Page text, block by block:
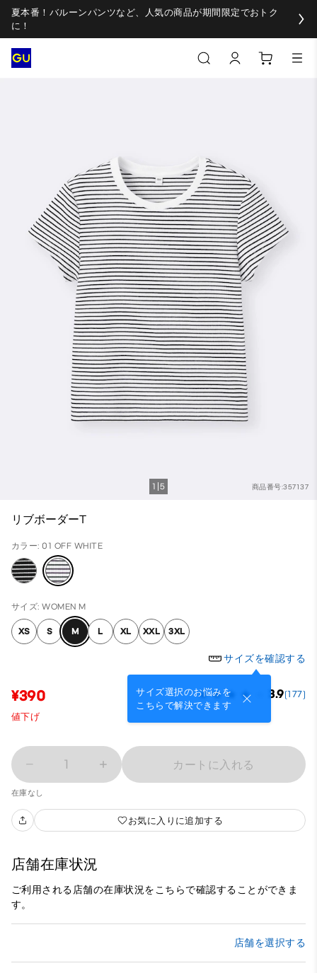
夏本番！バルーンパンツなど、人気の商品が期間限定でおトク
に！
商品番号:357137
1 5
リブボーダーT
カラー: 01 OFF WHITE
サイズ: WOMEN M
XS S M L XL XXL 3XL
サイズを確認する
サイズ選択のお悩みを
こちらで解決できます
¥390 3.9(177)
値下げ
1 カートに入れる
在庫なし
お気に入りに追加する
店舗在庫状況
ご利用される店舗の在庫状況をこちらで確認することができま
す。
店舗を選択する